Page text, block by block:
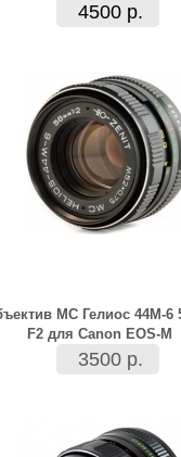
4500 р.
МС Гелиос 44М-6
F2 для Canon EOS-M
3500 р.